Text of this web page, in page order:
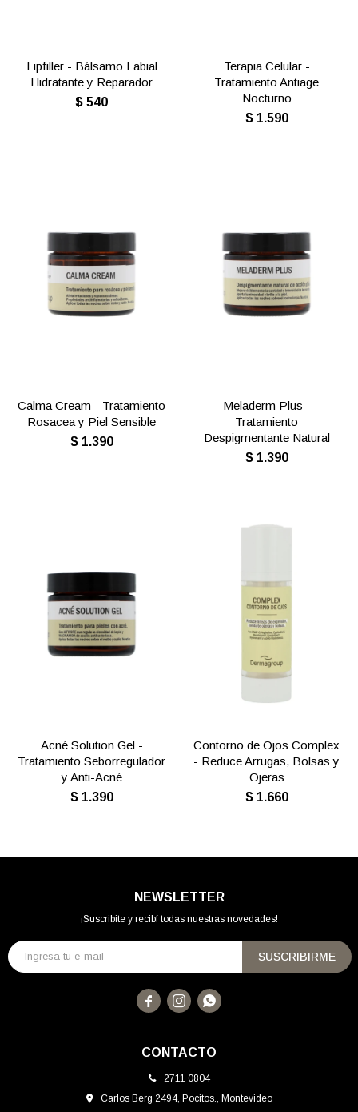
Lipfiller - Bálsamo Labial
Hidratante y Reparador
$ 540
Terapia Celular -
Tratamiento Antiage
Nocturno
$ 1.590
Calma Cream - Tratamiento
Rosacea y Piel Sensible
$ 1.390
Meladerm Plus -
Tratamiento
Despigmentante Natural
$ 1.390
Acné Solution Gel -
Tratamiento Seborregulador
y Anti-Acné
$ 1.390
Contorno de Ojos Complex
- Reduce Arrugas, Bolsas y
Ojeras
$ 1.660
CONTACTO
2711 0804
Carlos Berg 2494, Pocitos., Montevideo
NEWSLETTER
¡Suscribite y recibí todas nuestras novedades!
SUSCRIBIRME
  